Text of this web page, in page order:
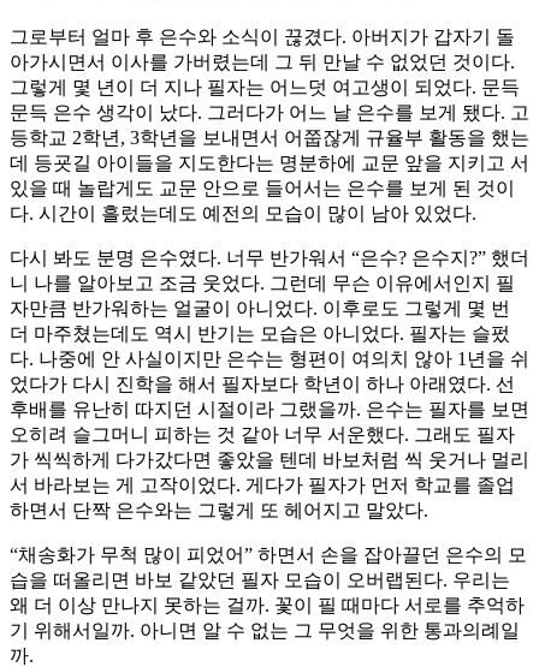
그로부터 얼마 후 은수와 소식이 끊겼다. 아버지가 갑자기 돌
아가시면서 이사를 가버렸는데 그 뒤 만날 수 없었던 것이다.
그렇게 몇 년이 더 지나 필자는 어느덧 여고생이 되었다. 문득
문득 은수 생각이 났다. 그러다가 어느 날 은수를 보게 됐다. 고
등학교 2학년, 3학년을 보내면서 어쭙잖게 규율부 활동을 했는
데 등굣길 아이들을 지도한다는 명분하에 교문 앞을 지키고 서
있을 때 놀랍게도 교문 안으로 들어서는 은수를 보게 된 것이
다. 시간이 흘렀는데도 예전의 모습이 많이 남아 있었다.
다시 봐도 분명 은수였다. 너무 반가워서 “은수? 은수지?” 했더
니 나를 알아보고 조금 웃었다. 그런데 무슨 이유에서인지 필
자만큼 반가워하는 얼굴이 아니었다. 이후로도 그렇게 몇 번
더 마주쳤는데도 역시 반기는 모습은 아니었다. 필자는 슬펐
다. 나중에 안 사실이지만 은수는 형편이 여의치 않아 1년을 쉬
었다가 다시 진학을 해서 필자보다 학년이 하나 아래였다. 선
후배를 유난히 따지던 시절이라 그랬을까. 은수는 필자를 보면
오히려 슬그머니 피하는 것 같아 너무 서운했다. 그래도 필자
가 씩씩하게 다가갔다면 좋았을 텐데 바보처럼 씩 웃거나 멀리
서 바라보는 게 고작이었다. 게다가 필자가 먼저 학교를 졸업
하면서 단짝 은수와는 그렇게 또 헤어지고 말았다.
“채송화가 무척 많이 피었어” 하면서 손을 잡아끌던 은수의 모
습을 떠올리면 바보 같았던 필자 모습이 오버랩된다. 우리는
왜 더 이상 만나지 못하는 걸까. 꽃이 필 때마다 서로를 추억하
기 위해서일까. 아니면 알 수 없는 그 무엇을 위한 통과의례일
까.